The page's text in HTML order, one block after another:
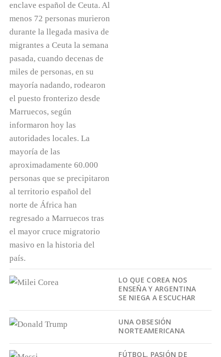
LO QUE COREA NOS
ENSEÑA Y ARGENTINA
SE NIEGA A ESCUCHAR
UNA OBSESIÓN
NORTEAMERICANA
FÚTBOL, PASIÓN DE